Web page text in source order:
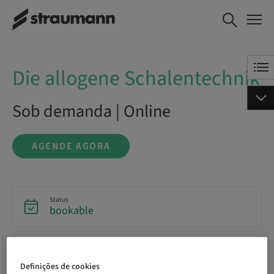
Die allogene
Schalentechnik
AGENDE AGORA
Die allogene Schalentechnik
Sob demanda | Online
AGENDE AGORA
Status
bookable
Alemão
Definições de cookies